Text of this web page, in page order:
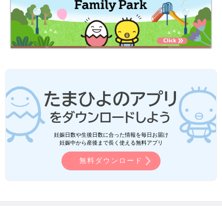
妊娠日数や生後日数に合った情報を毎日お届け
妊娠中から産後まで長く使える無料アプリ
無料ダウンロード